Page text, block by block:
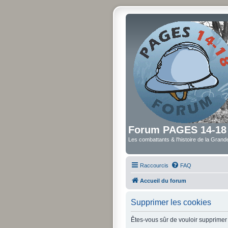
Forum PAGES 14-18
Les combattants & l'histoire de la
Raccourcis FAQ
Accueil du forum
Supprimer les cookies
Êtes-vous sûr de vouloir